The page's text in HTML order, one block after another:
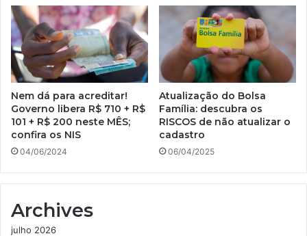
Nem dá para acreditar!
Governo libera R$ 710 + R$
101 + R$ 200 neste MÊS;
confira os NIS
04/06/2024
Atualização do Bolsa
Família: descubra os
RISCOS de não atualizar o
cadastro
06/04/2025
Archives
julho 2026